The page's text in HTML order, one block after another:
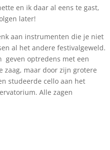
en ik daar al eens te gast,
later!
aan instrumenten die je niet
al het andere festivalgeweld.
geven optredens met een
zaag, maar door zijn grotere
studeerde cello aan het
Alle zagen